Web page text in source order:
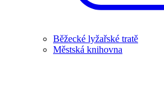
Běžecké lyžařské tratě
Městská knihovna